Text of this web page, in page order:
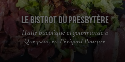
Le Bistrot du Presbytère
Halte bucolique et gourmande à
Queyssac en Périgord Pourpre
Cuisine traditionnelle du Périgord dans une
ambiance chaleureuse : Le Bistrot du Presbytère
À 10km de Bergerac, ...